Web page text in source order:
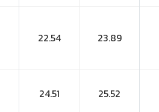
22.54 23.89
24.51 25.52